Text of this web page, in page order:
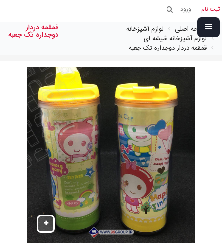
ثبت نام ورود
صفحه اصلی
لوازم آشپزخانه
لوازم آشپزخانه شیشه ای
قمقمه دردار دوجداره تک جعبه
قمقمه دردار
دوجداره تک جعبه